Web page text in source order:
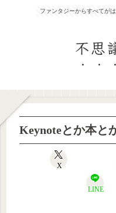
ファンタジーからすべてが
不思
Keynoteとか本と
X
LINE